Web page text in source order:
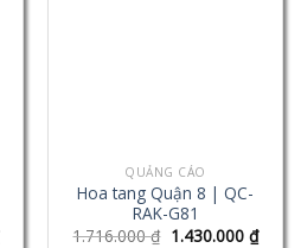
QUẢNG CÁO
Hoa tang Quận 8 | QC-
RAK-G81
1.716.000₫ 1.430.000 ₫